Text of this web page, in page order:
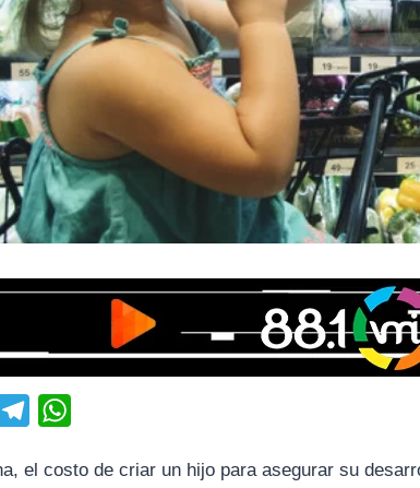
l
a
el costo de criar un hijo para asegurar su